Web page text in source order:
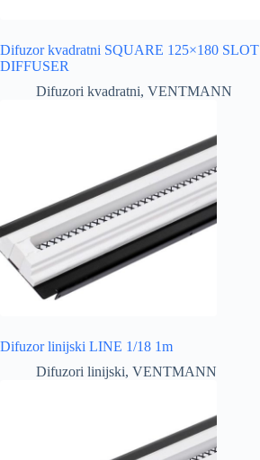
Difuzor kvadratni SQUARE 125×180 SLOT
DIFFUSER
Difuzori kvadratni, VENTMANN
Difuzor linijski LINE 1/18 1m
Difuzori linijski, VENTMANN